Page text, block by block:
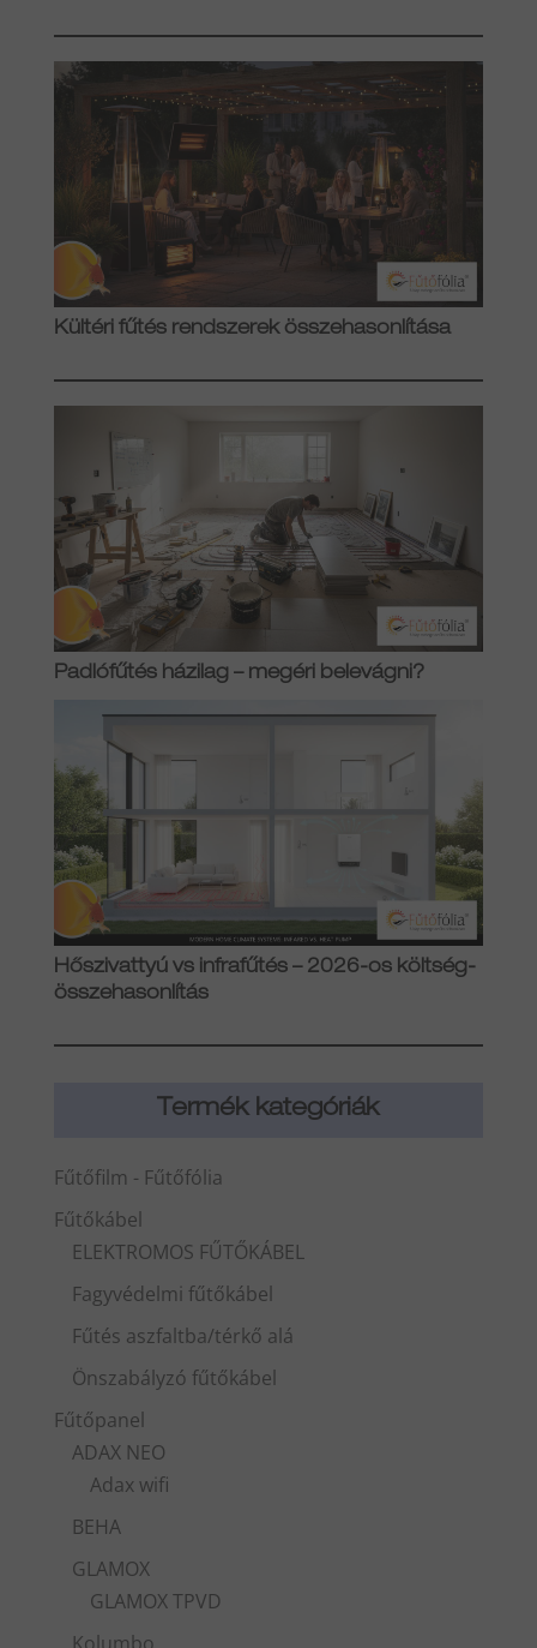
Kültéri fűtés rendszerek összehasonlítása
Padlófűtés házilag – megéri belevágni?
Hőszivattyú vs infrafűtés – 2026-os költség-
összehasonlítás
Termék kategóriák
Fűtőfilm - Fűtőfólia
Fűtőkábel
ELEKTROMOS FŰTŐKÁBEL
Fagyvédelmi fűtőkábel
Fűtés aszfaltba/térkő alá
Önszabályzó fűtőkábel
Fűtőpanel
ADAX NEO
Adax wifi
BEHA
GLAMOX
GLAMOX TPVD